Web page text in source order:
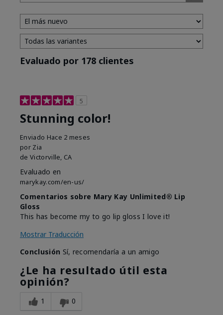
Evaluado por 178 clientes
5
Stunning color!
Enviado Hace 2 meses
por Zia
de Victorville, CA
Evaluado en
marykay.com/en-us/
Comentarios sobre Mary Kay Unlimited® Lip
Gloss
This has become my to go lip gloss I love it!
Mostrar Traducción
Conclusión Sí, recomendaría a un amigo
¿Le ha resultado útil esta
opinión?
1 0